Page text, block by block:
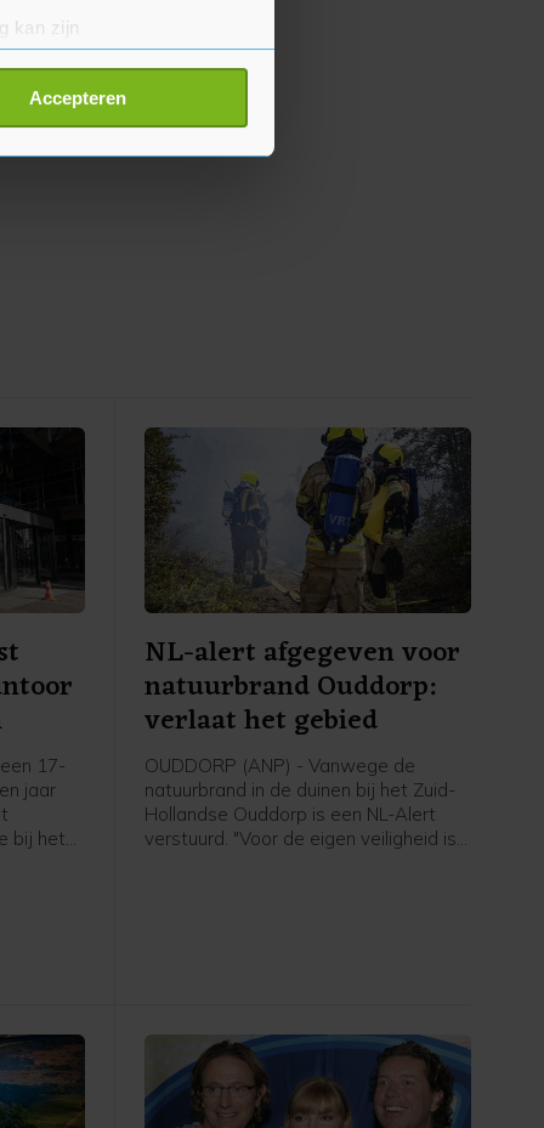
kan zijn
detailgedeelte
Accepteren
17-
jaar
bij het
NL-alert afgegeven voor
natuurbrand Ouddorp:
verlaat het gebied
OUDDORP (ANP) - Vanwege de
natuurbrand in de duinen bij het Zuid-
Hollandse Ouddorp is een NL-Alert
verstuurd. "Voor de eigen veiligheid is